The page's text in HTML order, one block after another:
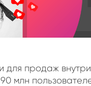
для продаж
млн